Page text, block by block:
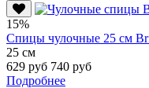
15%
Спицы чулочные 25 см
25 см
629 руб 740 руб
Подробнее